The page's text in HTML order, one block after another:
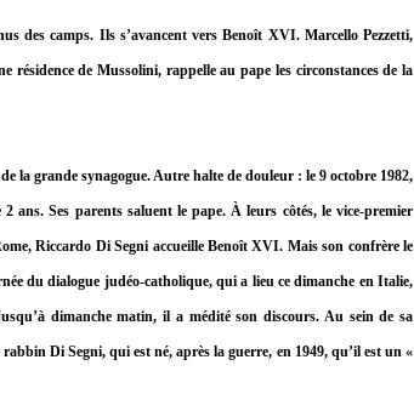
des camps. Ils s’avancent vers Benoît XVI. Marcello Pezzetti,
de Mussolini, rappelle au pape les circonstances de la
la grande synagogue. Autre halte de douleur : le 9 octobre 1982,
ans. Ses parents saluent le pape. À leurs côtés, le vice-premier
Riccardo Di Segni accueille Benoît XVI. Mais son confrère le
du dialogue judéo-catholique, qui a lieu ce dimanche en Italie,
dimanche matin, il a médité son discours. Au sein de sa
Di Segni, qui est né, après la guerre, en 1949, qu’il est un «